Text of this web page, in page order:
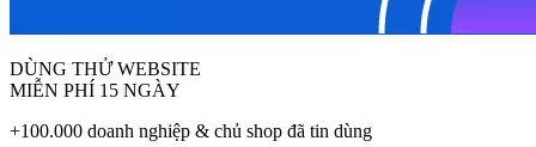
DÙNG THỬ WEBSITE
MIỄN PHÍ 15 NGÀY
+100.000 doanh nghiệp & chủ shop đã tin dùng